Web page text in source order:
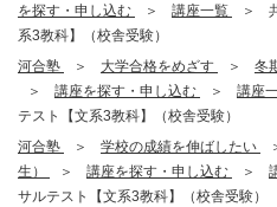
を探す・申し込む
講座一覧
系3教科】（校舎受験）
河合塾
大学合格をめざす
冬
講座を探す・申し込む
講座
テスト【文系3教科】（校舎受験）
河合塾
学校の成績を伸ばしたい
生）
講座を探す・申し込む
サルテスト【文系3教科】（校舎受験）